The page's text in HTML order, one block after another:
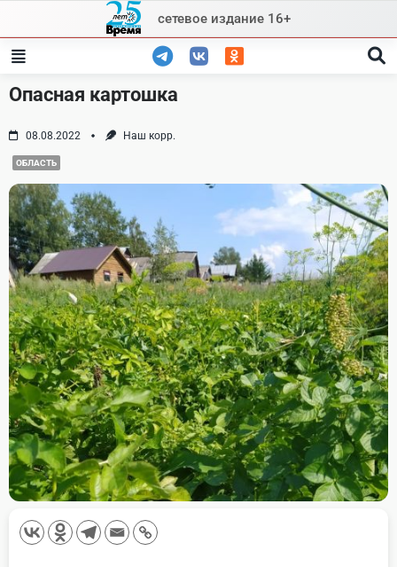
content
сетевое издание 16+
Опасная картошка
08.08.2022 Наш корр.
ОБЛАСТЬ